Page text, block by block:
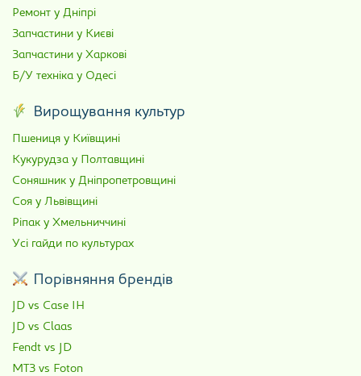
Ремонт у Дніпрі
Запчастини у Києві
Запчастини у Харкові
Б/У техніка у Одесі
Вирощування культур
Пшениця у Київщині
Кукурудза у Полтавщині
Соняшник у Дніпропетровщині
Соя у Львівщині
Ріпак у Хмельниччині
Усі гайди по культурах
Порівняння брендів
JD vs Case IH
JD vs Claas
Fendt vs JD
МТЗ vs Foton